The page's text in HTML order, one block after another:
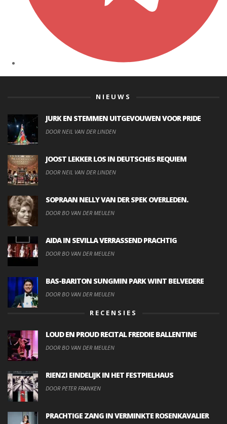
NIEUWS
JURK EN STEMMEN UITGEVOUWEN VOOR PRIDE
DOOR NEIL VAN DER LINDEN
JOOST LEKKER LOS IN DEUTSCHES REQUIEM
DOOR NEIL VAN DER LINDEN
SOPRAAN NELLY VAN DER SPEK OVERLEDEN.
DOOR BO VAN DER MEULEN
AIDA IN SEVILLA VERRASSEND PRACHTIG
DOOR BO VAN DER MEULEN
BAS-BARITON SUNGMIN PARK WINT BELVEDERE
DOOR BO VAN DER MEULEN
RECENSIES
LOUD EN PROUD RECITAL FREDDIE BALLENTINE
DOOR BO VAN DER MEULEN
RIENZI EINDELIJK IN HET FESTPIELHAUS
DOOR PETER FRANKEN
PRACHTIGE ZANG IN VERMINKTE ROSENKAVALIER